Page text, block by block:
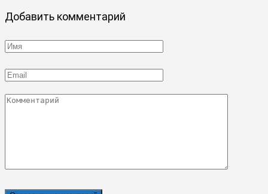
Добавить комментарий
Имя
Email
*
Комментарий